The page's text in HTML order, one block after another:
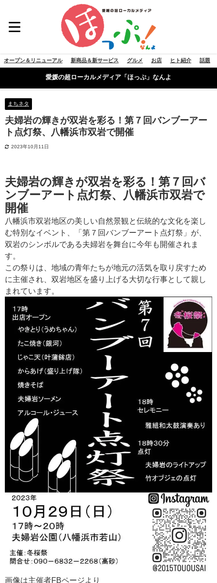
オープン＆リニューアル 新商品＆新サービス グルメ お店 ヒト紹介 話題
愛媛の超ローカルメディア「ほっぷ」なんよ
まちネタ
夫婦岩の輝きが双岩を彩る！第７回バンブーアー
ト点灯祭、八幡浜市双岩で開催
2023年10月11日
夫婦岩の輝きが双岩を彩る！第７回バ
ンブーアート点灯祭、八幡浜市双岩で
開催
八幡浜市双岩地区の美しい自然景観と伝統的な文化を楽し
む特別なイベント、「第７回バンブーアート点灯祭」が、
双岩のシンボルである夫婦岩を舞台に今年も開催されま
す。
この祭りは、地域の青年たちが地元の活気を取り戻すため
に主催され、双岩地区を盛り上げる大切な行事として親し
まれています。
画像は主催者FBページより